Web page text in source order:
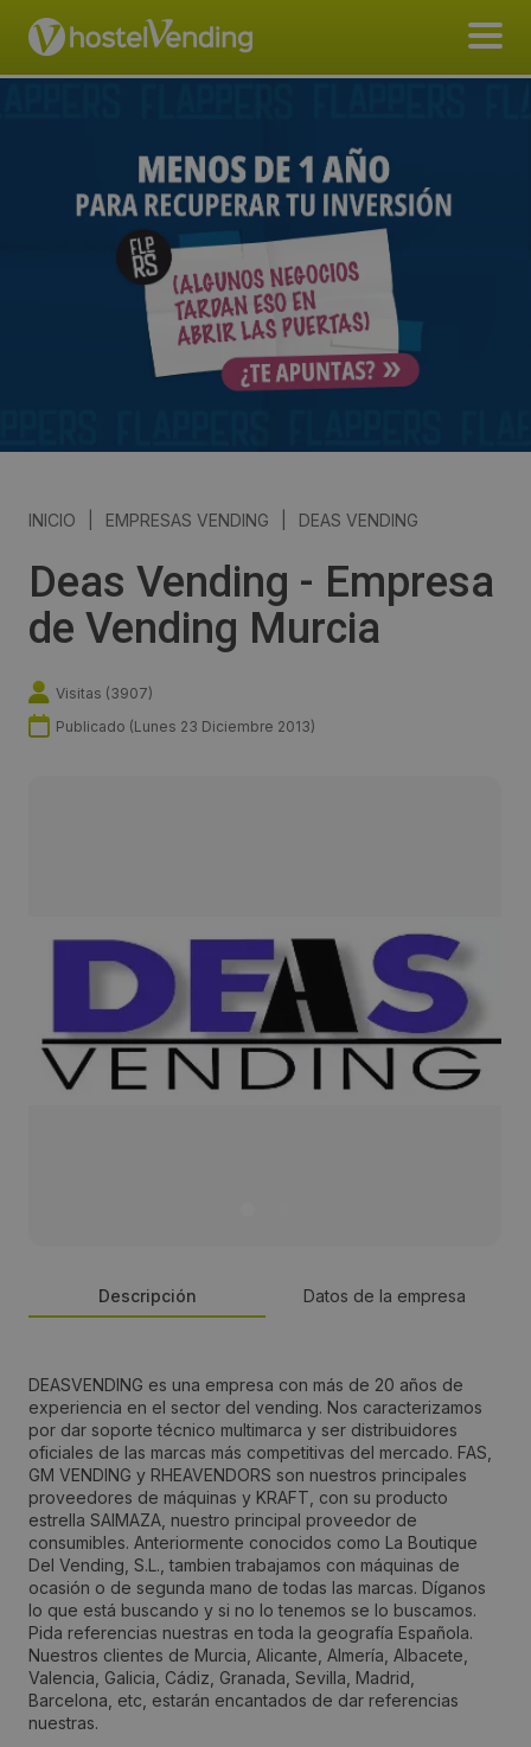
INICIO EMPRESAS VENDING DEAS VENDING
Deas Vending - Empresa
de Vending Murcia
Visitas (3907)
Publicado (Lunes 23 Diciembre 2013)
Descripción Datos de la empresa
DEASVENDING es una empresa con más de 20 años de
experiencia en el sector del vending. Nos caracterizamos
por dar soporte técnico multimarca y ser distribuidores
oficiales de las marcas más competitivas del mercado. FAS,
GM VENDING y RHEAVENDORS son nuestros principales
proveedores de máquinas y KRAFT, con su producto
estrella SAIMAZA, nuestro principal proveedor de
consumibles. Anteriormente conocidos como La Boutique
Del Vending, S.L., tambien trabajamos con máquinas de
ocasión o de segunda mano de todas las marcas. Díganos
lo que está buscando y si no lo tenemos se lo buscamos.
Pida referencias nuestras en toda la geografía Española.
Nuestros clientes de Murcia, Alicante, Almería, Albacete,
Valencia, Galicia, Cádiz, Granada, Sevilla, Madrid,
Barcelona, etc, estarán encantados de dar referencias
nuestras.
Persona de contacto:
Andrés Rojo
Dirección:
Calle Cieza, 13,
Localidad:
Molina de Segura
Código Postal:
30500